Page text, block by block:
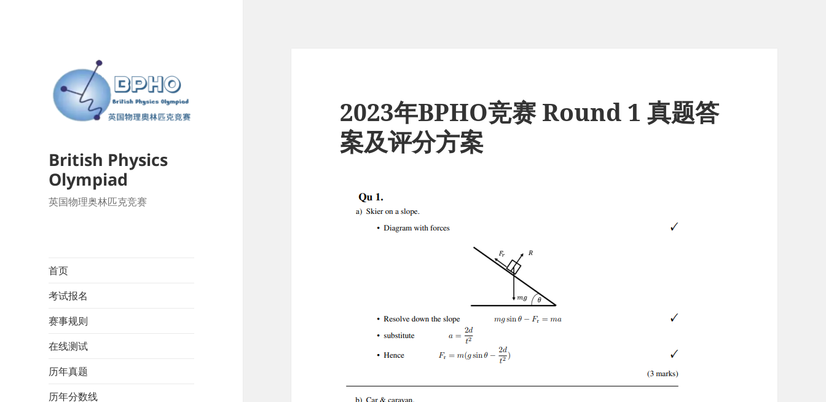
British Physics
Olympiad
英国物理奥林匹克竞赛
首页
考试报名
赛事规则
在线测试
历年真题
历年分数线
2023年BPHO竞赛 Round 1 真题答
案及评分方案